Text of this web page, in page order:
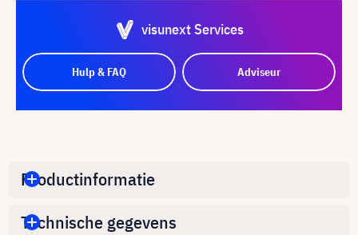
visunext Services
Hulp & FAQ Adviseur
Productinformatie
Technische gegevens